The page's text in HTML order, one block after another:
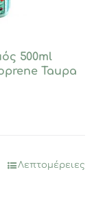
500ml
Taupa
Λεπτομέρειες